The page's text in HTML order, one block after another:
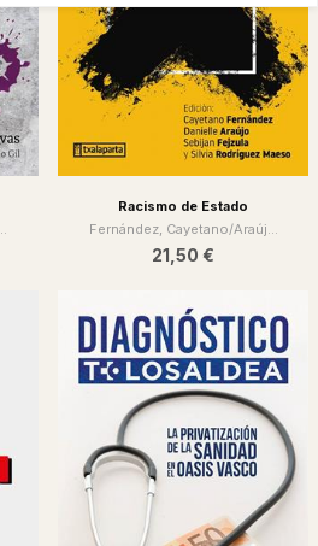
Racismo de Estado
Fernández, Cayetano/Araúj...
21,50 €